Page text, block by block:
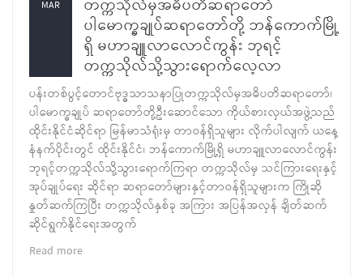
MAR
တက္ကသိုလ်မှအဓိပတိဆရာတော်
ပါမောက္ခချုပ်ဆရာတော်တို့ ဘန်ကောက်မြို့
ရှိ မဟာချူလာလောင်ကွန်း ဘုရင့်
တက္ကသိုလ်သို့သွားရောက်လေ့လာ
ပန်းတစ်ပွင့်တောင်ဗုဒ္ဓသာသနာပြုတက္ကသိုလ်မှအဓိပတိဆရာတော်၊
ပါမောက္ခချုပ် ဆရာတော်တို့ဦးဆောင်သော ကိုယ်စားလှယ်အဖွဲ့သည်
ထိုင်းနိုင်ငံဆိုင်ရာ မြန်မာသံရုံးမှ တာဝန်ရှိသူများ လိုက်ပါလျက် ယနေ့
နံနက်ပိုင်းတွင် ထိုင်းနိုင်ငံ၊ ဘန်ကောက်မြို့ရှိ မဟာချူလာလောင်ကွန်း
ဘုရင့်တက္ကသိုလ်သို့သွားရောက်ကြရာ တက္ကသိုလ်မှ သင်ကြားရေးနှင့်
အုပ်ချုပ်ရေး ဆိုင်ရာ ဆရာတော်များနှင့်တာဝန်ရှိသူများက ကြိုဆို
နှုတ်ဆက်ကြပြီး တက္ကသိုလ်နှစ်ခု အကြား အပြန်အလှန် ချိတ်ဆက်
ဆိုင်ရွက်နိုင်ရေးအတွက်
Read more